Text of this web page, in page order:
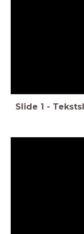
Slide 1 -